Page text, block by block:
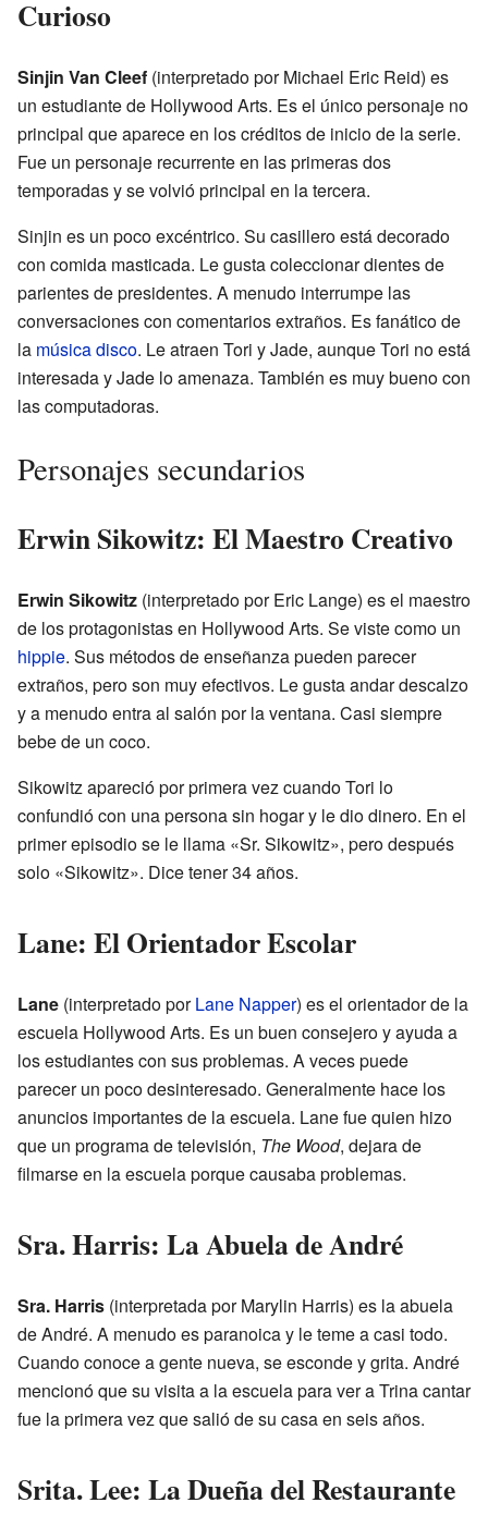
Curioso
Sinjin Van Cleef (interpretado por Michael Eric Reid) es
un estudiante de Hollywood Arts. Es el único personaje no
principal que aparece en los créditos de inicio de la serie.
Fue un personaje recurrente en las primeras dos
temporadas y se volvió principal en la tercera.
Sinjin es un poco excéntrico. Su casillero está decorado
con comida masticada. Le gusta coleccionar dientes de
parientes de presidentes. A menudo interrumpe las
conversaciones con comentarios extraños. Es fanático de
la música disco. Le atraen Tori y Jade, aunque Tori no está
interesada y Jade lo amenaza. También es muy bueno con
las computadoras.
Personajes secundarios
Erwin Sikowitz: El Maestro Creativo
Erwin Sikowitz (interpretado por Eric Lange) es el maestro
de los protagonistas en Hollywood Arts. Se viste como un
hippie. Sus métodos de enseñanza pueden parecer
extraños, pero son muy efectivos. Le gusta andar descalzo
y a menudo entra al salón por la ventana. Casi siempre
bebe de un coco.
Sikowitz apareció por primera vez cuando Tori lo
confundió con una persona sin hogar y le dio dinero. En el
primer episodio se le llama «Sr. Sikowitz», pero después
solo «Sikowitz». Dice tener 34 años.
Lane: El Orientador Escolar
Lane (interpretado porLane Napper) es el orientador de la
escuela Hollywood Arts. Es un buen consejero y ayuda a
los estudiantes con sus problemas. A veces puede
parecer un poco desinteresado. Generalmente hace los
anuncios importantes de la escuela. Lane fue quien hizo
que un programa de televisión, The Wood, dejara de
filmarse en la escuela porque causaba problemas.
Sra. Harris: La Abuela de André
Sra. Harris (interpretada por Marylin Harris) es la abuela
de André. A menudo es paranoica y le teme a casi todo.
Cuando conoce a gente nueva, se esconde y grita. André
mencionó que su visita a la escuela para ver a Trina cantar
fue la primera vez que salió de su casa en seis años.
Srita. Lee: La Dueña del Restaurante